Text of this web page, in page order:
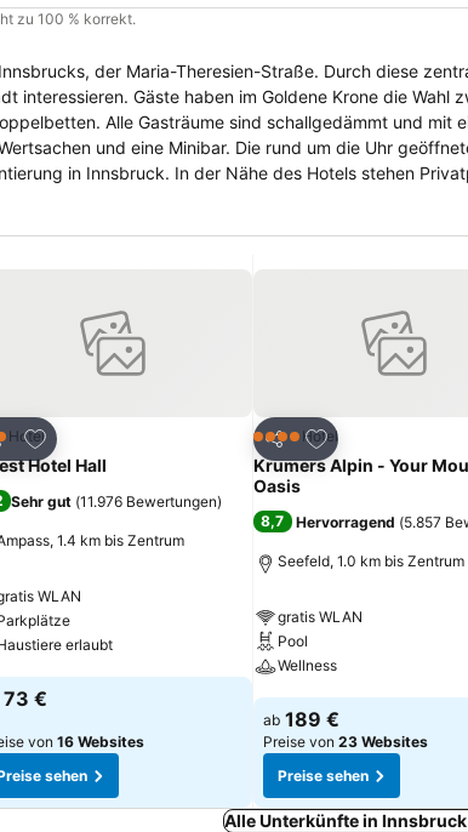
zu 100 % korrekt.
der Maria-Theresien-Straße. Durch diese
die Wahl zwischen
Alle Gasträume sind schallgedämmt und mit
rund um die Uhr geöffnete Rezeption
in Innsbruck. In der Nähe des Hotels stehen
Zu Favoriten hinzufügen
Hotel
Hotel Hall
Sehr gut (11.976 Bewertungen)
1.4 km bis Zentrum
WLAN
erlaubt
sehen
73 €
von 16 Websites
sehen
Teilen
Zu Favoriten
4 SterneHotel
Krumers Alpin - Your
Oasis
8,7 Hervorragend (5.857
Seefeld, 1.0 km bis Zentrum
gratis WLAN
Pool
Wellness
Preise sehen
ab 189 €
Preise von 23 Websites
Preise sehen
Alle Unterkünfte in